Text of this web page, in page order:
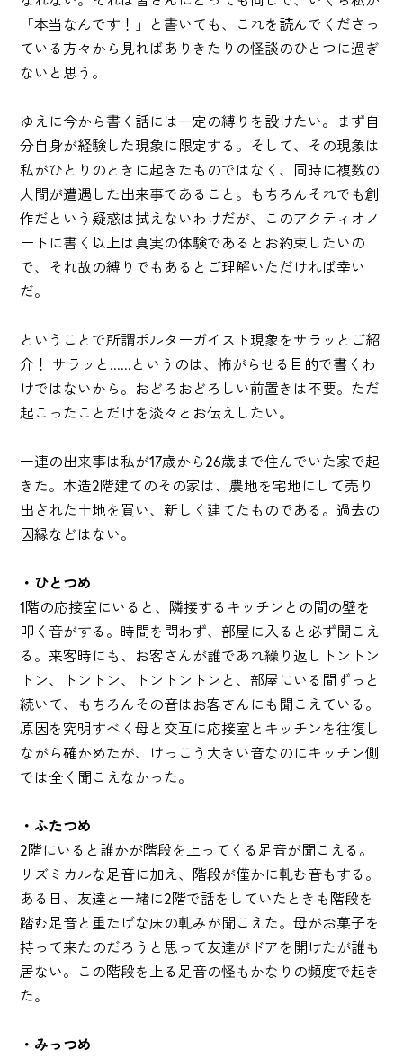
「本当なんです！」と書いても、これを読んでくださっ
ている方々から見ればありきたりの怪談のひとつに過ぎ
ないと思う。
ゆえに今から書く話には一定の縛りを設けたい。まず自
分自身が経験した現象に限定する。そして、その現象は
私がひとりのときに起きたものではなく、同時に複数の
人間が遭遇した出来事であること。もちろんそれでも創
作だという疑惑は拭えないわけだが、このアクティオノ
ートに書く以上は真実の体験であるとお約束したいの
で、それ故の縛りでもあるとご理解いただければ幸い
だ。
ということで所謂ポルターガイスト現象をサラッとご紹
介！ サラッと......というのは、怖がらせる目的で書くわ
けではないから。おどろおどろしい前置きは不要。ただ
起こったことだけを淡々とお伝えしたい。
一連の出来事は私が17歳から26歳まで住んでいた家で起
きた。木造2階建てのその家は、農地を宅地にして売り
出された土地を買い、新しく建てたものである。過去の
因縁などはない。
・ひとつめ
1階の応接室にいると、隣接するキッチンとの間の壁を
叩く音がする。時間を問わず、部屋に入ると必ず聞こえ
る。来客時にも、お客さんが誰であれ繰り返しトントン
トン、トントン、トントントンと、部屋にいる間ずっと
続いて、もちろんその音はお客さんにも聞こえている。
原因を究明すべく母と交互に応接室とキッチンを往復し
ながら確かめたが、けっこう大きい音なのにキッチン側
では全く聞こえなかった。
・ふたつめ
2階にいると誰かが階段を上ってくる足音が聞こえる。
リズミカルな足音に加え、階段が僅かに軋む音もする。
ある日、友達と一緒に2階で話をしていたときも階段を
踏む足音と重たげな床の軋みが聞こえた。母がお菓子を
持って来たのだろうと思って友達がドアを開けたが誰も
居ない。この階段を上る足音の怪もかなりの頻度で起き
た。
・みっつめ